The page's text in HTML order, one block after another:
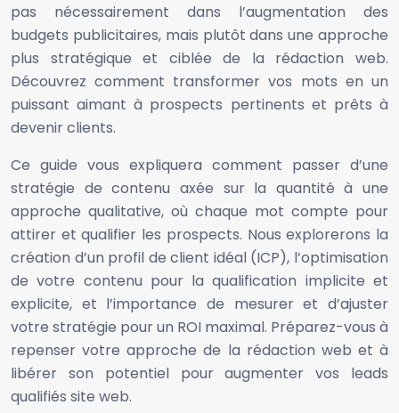
pas nécessairement dans l’augmentation des
budgets publicitaires, mais plutôt dans une approche
plus stratégique et ciblée de la rédaction web.
Découvrez comment transformer vos mots en un
puissant aimant à prospects pertinents et prêts à
devenir clients.
Ce guide vous expliquera comment passer d’une
stratégie de contenu axée sur la quantité à une
approche qualitative, où chaque mot compte pour
attirer et qualifier les prospects. Nous explorerons la
création d’un profil de client idéal (ICP), l’optimisation
de votre contenu pour la qualification implicite et
explicite, et l’importance de mesurer et d’ajuster
votre stratégie pour un ROI maximal. Préparez-vous à
repenser votre approche de la rédaction web et à
libérer son potentiel pour augmenter vos leads
qualifiés site web.